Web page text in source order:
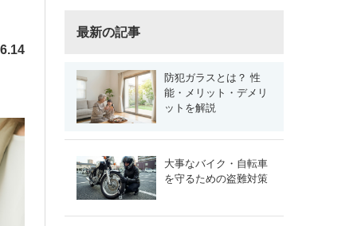
最新の記事
防犯ガラスとは？ 性
能・メリット・デメリ
ットを解説
大事なバイク・自転車
を守るための盗難対策